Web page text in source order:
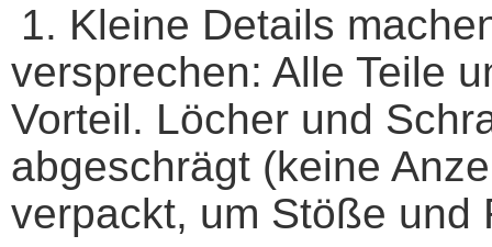
1. Kleine Details
versprechen: Alle Teile
Vorteil. Löcher und
abgeschrägt (keine
verpackt, um Stöße und